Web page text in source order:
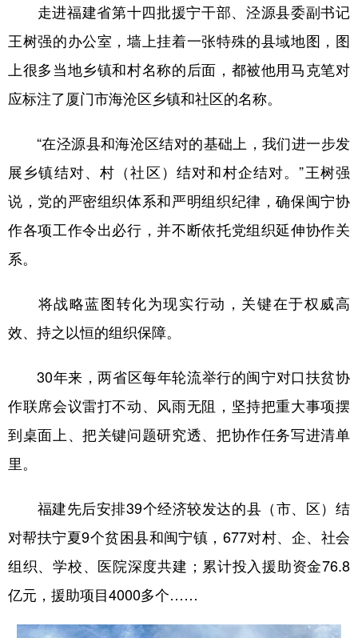
走进福建省第十四批援宁干部、泾源县委副书记
王树强的办公室，墙上挂着一张特殊的县域地图，图
上很多当地乡镇和村名称的后面，都被他用马克笔对
应标注了厦门市海沧区乡镇和社区的名称。
“在泾源县和海沧区结对的基础上，我们进一步发
展乡镇结对、村（社区）结对和村企结对。”王树强
说，党的严密组织体系和严明组织纪律，确保闽宁协
作各项工作令出必行，并不断依托党组织延伸协作关
系。
将战略蓝图转化为现实行动，关键在于权威高
效、持之以恒的组织保障。
30年来，两省区每年轮流举行的闽宁对口扶贫协
作联席会议雷打不动、风雨无阻，坚持把重大事项摆
到桌面上、把关键问题研究透、把协作任务写进清单
里。
福建先后安排39个经济较发达的县（市、区）结
对帮扶宁夏9个贫困县和闽宁镇，677对村、企、社会
组织、学校、医院深度共建；累计投入援助资金76.8
亿元，援助项目4000多个……